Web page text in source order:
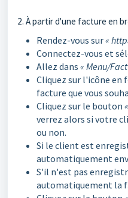
2. À partir d'une facture en
Rendez-vous sur«
Connectez-vous et
Allez dans « Menu/
Cliquez sur l'icône en
facture que vous
Cliquez sur le bouton
verrez alors si votre
ou non.
Si le client est
automatiquement
S'il n'est pas
automatiquement la